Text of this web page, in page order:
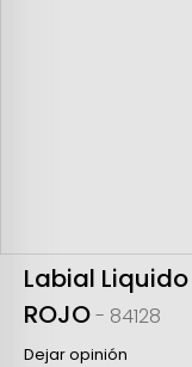
Labial
ROJO- 84128
Dejar opinión